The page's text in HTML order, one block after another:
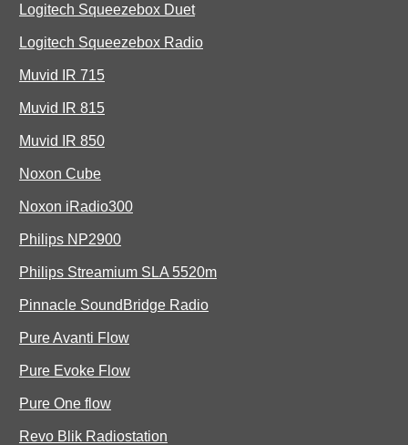
Logitech Squeezebox Duet
Logitech Squeezebox Radio
Muvid IR 715
Muvid IR 815
Muvid IR 850
Noxon Cube
Noxon iRadio300
Philips NP2900
Philips Streamium SLA 5520m
Pinnacle SoundBridge Radio
Pure Avanti Flow
Pure Evoke Flow
Pure One flow
Revo Blik Radiostation